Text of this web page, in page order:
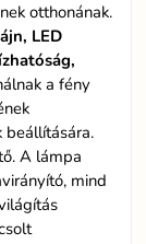
otthonának.
LED
a fény
beállítására.
A lámpa
mind